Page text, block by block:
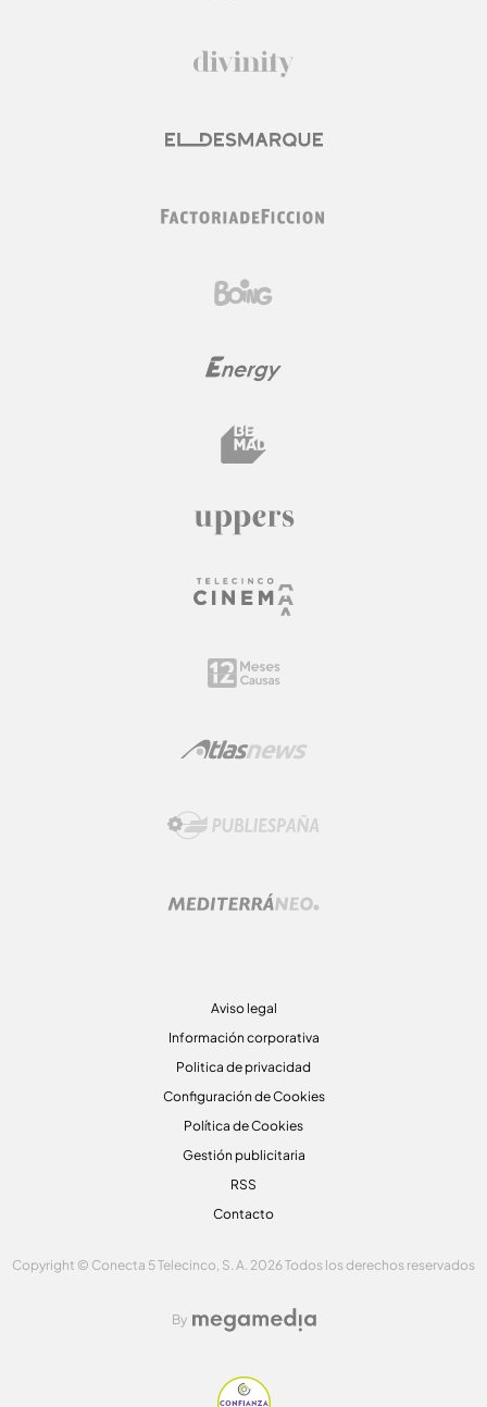
Aviso legal
Información corporativa
Politica de privacidad
Configuración de Cookies
Política de Cookies
Gestión publicitaria
RSS
Contacto
Copyright © Conecta 5 Telecinco, S. A. 2026 Todos los derechos reservados
By